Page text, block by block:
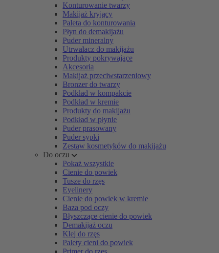
Konturowanie twarzy
Makijaż kryjący
Paleta do konturowania
Płyn do demakijażu
Puder mineralny
Utrwalacz do makijażu
Produkty pokrywające
Akcesoria
Makijaż przeciwstarzeniowy
Bronzer do twarzy
Podkład w kompakcie
Podkład w kremie
Produkty do makijażu
Podkład w płynie
Puder prasowany
Puder sypki
Zestaw kosmetyków do makijażu
Do oczu
Pokaż wszystkie
Cienie do powiek
Tusze do rzęs
Eyelinery
Cienie do powiek w kremie
Baza pod oczy
Błyszczące cienie do powiek
Demakijaż oczu
Klej do rzęs
Palety cieni do powiek
Primer do rzęs